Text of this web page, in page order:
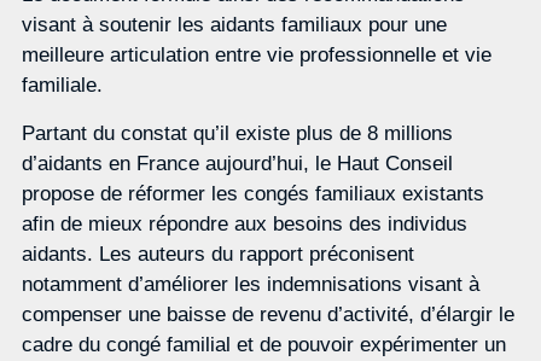
visant à soutenir les aidants familiaux pour une
meilleure articulation entre vie professionnelle et vie
familiale.
Partant du constat qu’il existe plus de 8 millions
d’aidants en France aujourd’hui, le Haut Conseil
propose de réformer les congés familiaux existants
afin de mieux répondre aux besoins des individus
aidants. Les auteurs du rapport préconisent
notamment d’améliorer les indemnisations visant à
compenser une baisse de revenu d’activité, d’élargir le
cadre du congé familial et de pouvoir expérimenter un